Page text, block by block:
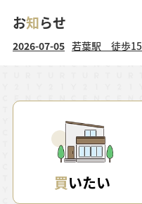
お知らせ
買いたい